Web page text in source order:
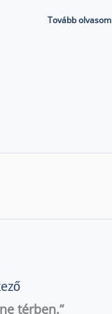
Tovább
térben.”